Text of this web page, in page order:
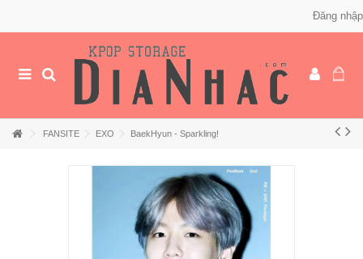
Đăng nhập
FANSITE EXO BaekHyun - Sparkling!